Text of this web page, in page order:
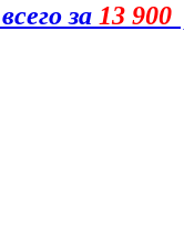
за 13 900